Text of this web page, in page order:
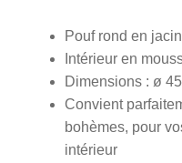
Pouf rond en
Intérieur en
Dimensions : ø
Convient
bohèmes, pour
intérieur